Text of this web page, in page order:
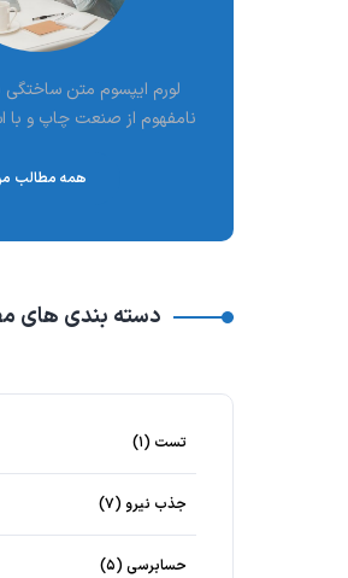
لورم ایپسوم متن ساختگی
نامفهوم از صنعت چاپ و با
همه مطالب
دسته بندی های
تست (۱)
جذب نیرو (۷)
حسابرسی(۵)